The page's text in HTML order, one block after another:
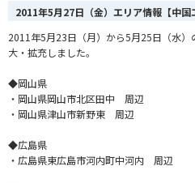
2011年5月27日（金）エリア情報【中国
2011年5月23日（月）から5月25日（水
大・拡充しました。
◆岡山県
・岡山県岡山市北区田中 周辺
・岡山県津山市新野東 周辺
◆広島県
・広島県東広島市河内町中河内 周辺